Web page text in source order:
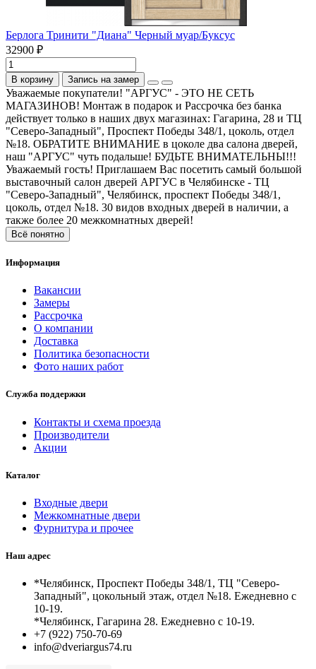
Берлога Тринити "Диана" Черный муар/Буксус
32900 ₽
В корзину Запись на замер
Уважаемые покупатели! "АРГУС" - ЭТО НЕ СЕТЬ
МАГАЗИНОВ! Монтаж в подарок и Рассрочка без банка
действует только в наших двух магазинах: Гагарина, 28 и ТЦ
"Северо-Западный", Проспект Победы 348/1, цоколь, отдел
№18. ОБРАТИТЕ ВНИМАНИЕ в цоколе два салона дверей,
наш "АРГУС" чуть подальше! БУДЬТЕ ВНИМАТЕЛЬНЫ!!!
Уважаемый гость! Приглашаем Вас посетить самый большой
выставочный салон дверей АРГУС в Челябинске - ТЦ
"Северо-Западный", Челябинск, проспект Победы 348/1,
цоколь, отдел №18. 30 видов входных дверей в наличии, а
также более 20 межкомнатных дверей!
Всё понятно
Информация
Вакансии
Замеры
Рассрочка
О компании
Доставка
Политика безопасности
Фото наших работ
Служба поддержки
Контакты и схема проезда
Производители
Акции
Каталог
Входные двери
Межкомнатные двери
Фурнитура и прочее
Наш адрес
*Челябинск, Проспект Победы 348/1, ТЦ "Северо-
Западный", цокольный этаж, отдел №18. Ежедневно с
10-19.
*Челябинск, Гагарина 28. Ежедневно с 10-19.
+7 (922) 750-70-69
info@dveriargus74.ru